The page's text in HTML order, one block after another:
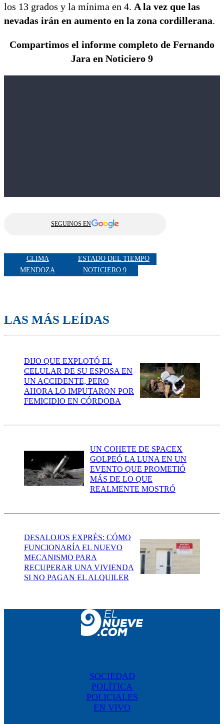
los 13 grados y la mínima en 4. A la vez que las
nevadas irán en aumento en la zona cordillerana.
Compartimos el informe completo de Fernando
Jara en Noticiero 9
SEGUINOS EN
CLIMA
ESTADO DEL TIEMPO
MENDOZA
NOTICIERO 9
LAS MÁS LEÍDAS
DIJO QUE EXPLOTÓ EL
CELULAR DE SU ESPOSA EN
UN ACCIDENTE, PERO
AHORA LO IMPUTARON POR
FEMICIDIO EN CÓRDOBA
UN COHETE DE SPACEX
GOLPEÓ LA LUNA EN UN
EVENTO QUE PROMETIÓ
MÁS DE LO QUE
REALMENTE MOSTRÓ
DESALOJOS EXPRÉS: CÓMO
FUNCIONARÍA EL NUEVO
MECANISMO PARA
RECUPERAR UNA VIVIENDA
SI NO PAGAN EL ALQUILER
SOCIEDAD
POLÍTICA
POLICIALES
EN VIVO